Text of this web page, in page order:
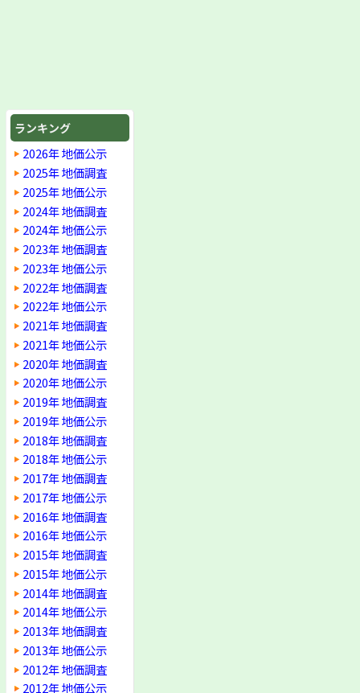
ランキング
2026年 地価公示
2025年 地価調査
2025年 地価公示
2024年 地価調査
2024年 地価公示
2023年 地価調査
2023年 地価公示
2022年 地価調査
2022年 地価公示
2021年 地価調査
2021年 地価公示
2020年 地価調査
2020年 地価公示
2019年 地価調査
2019年 地価公示
2018年 地価調査
2018年 地価公示
2017年 地価調査
2017年 地価公示
2016年 地価調査
2016年 地価公示
2015年 地価調査
2015年 地価公示
2014年 地価調査
2014年 地価公示
2013年 地価調査
2013年 地価公示
2012年 地価調査
2012年 地価公示